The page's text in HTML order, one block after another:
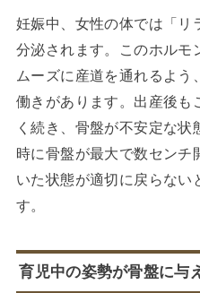
妊娠中、女性の体では「リ
分泌されます。このホルモ
ムーズに産道を通れるよう
働きがあります。出産後も
く続き、骨盤が不安定な
時に骨盤が最大で数センチ
いた状態が適切に戻らない
す。
育児中の姿勢が骨盤に与